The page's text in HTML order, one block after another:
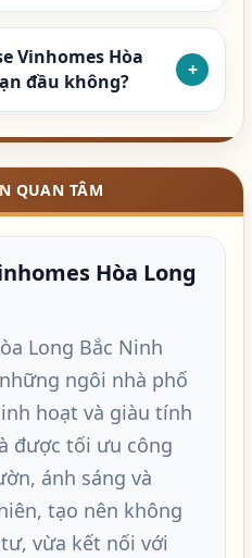
Vinhomes Hòa
đầu không?
+
QUAN TÂM
Hòa Long
Long Bắc Ninh
ngôi nhà phố
hoạt và giàu tính
được tối ưu công
ánh sáng và
tạo nên không
vừa kết nối với